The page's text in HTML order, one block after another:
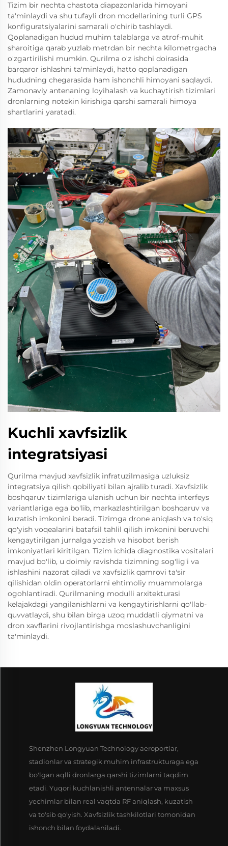
Tizim bir nechta chastota diapazonlarida himoyani
ta'minlaydi va shu tufayli dron modellarining turli GPS
konfiguratsiyalarini samarali o'chirib tashlaydi.
Qoplanadigan hudud muhim talablarga va atrof-muhit
sharoitiga qarab yuzlab metrdan bir nechta kilometrgacha
o'zgartirilishi mumkin. Qurilma o'z ishchi doirasida
barqaror ishlashni ta'minlaydi, hatto qoplanadigan
hududning chegarasida ham ishonchli himoyani saqlaydi.
Zamonaviy antenaning loyihalash va kuchaytirish tizimlari
dronlarning notekin kirishiga qarshi samarali himoya
shartlarini yaratadi.
Kuchli xavfsizlik
integratsiyasi
Qurilma mavjud xavfsizlik infratuzilmasiga uzluksiz
integratsiya qilish qobiliyati bilan ajralib turadi. Xavfsizlik
boshqaruv tizimlariga ulanish uchun bir nechta interfeys
variantlariga ega bo'lib, markazlashtirilgan boshqaruv va
kuzatish imkonini beradi. Tizimga drone aniqlash va to'siq
qo'yish voqealarini batafsil tahlil qilish imkonini beruvchi
kengaytirilgan jurnalga yozish va hisobot berish
imkoniyatlari kiritilgan. Tizim ichida diagnostika vositalari
mavjud bo'lib, u doimiy ravishda tizimning sog'lig'i va
ishlashini nazorat qiladi va xavfsizlik qamrovi ta'sir
qilishidan oldin operatorlarni ehtimoliy muammolarga
ogohlantiradi. Qurilmaning modulli arxitekturasi
kelajakdagi yangilanishlarni va kengaytirishlarni qo'llab-
quvvatlaydi, shu bilan birga uzoq muddatli qiymatni va
dron xavflarini rivojlantirishga moslashuvchanligini
ta'minlaydi.
Shenzhen Longyuan Technology aeroportlar,
stadionlar va strategik muhim infrastrukturaga ega
bo'lgan aqlli dronlarga qarshi tizimlarni taqdim
etadi. Yuqori kuchlanishli antennalar va maxsus
yechimlar bilan real vaqtda RF aniqlash, kuzatish
va to'sib qo'yish. Xavfsizlik tashkilotlari tomonidan
ishonch bilan foydalaniladi.